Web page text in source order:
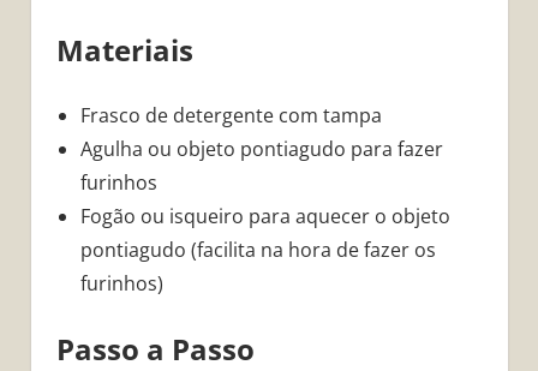
Materiais
Frasco de detergente com tampa
Agulha ou objeto pontiagudo para fazer
furinhos
Fogão ou isqueiro para aquecer o objeto
pontiagudo (facilita na hora de fazer os
furinhos)
Passo a Passo